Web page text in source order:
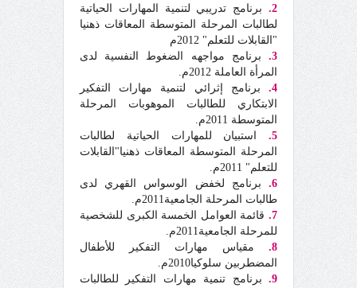
2.
برنامج تدريبي لتنمية المهارات الحياتية
لطالبات المرحلة المتوسطة المعاقات ذهنيا
"القابلات للتعلم" 2012م
3.
برنامج مواجهه الضغوط النفسية لدى
المرأة العاملة 2012م.
4.
برنامج إثرائي لتنمية مهارات التفكير
الابتكاري للطالبات الموهوبات المرحلة
المتوسطة 2011م.
5.
استبيان للمهارات الحياتية لطالبات
المرحلة المتوسطة المعاقات ذهنيا"القابلات
للتعلم" 2011م.
6.
برنامج لخفض الوسواس القهري لدى
طالبات المرحلة الجامعية2011م.
7.
قائمة العوامل الخمسة الكبرى للشخصية
للمرحلة الجامعية2011م.
8.
مقياس مهارات التفكير للأطفال
المضطربين سلوكيا2010م.
9.
برنامج تنمية مهارات التفكير للطالبات